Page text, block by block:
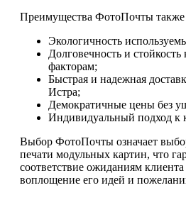
Преимущества ФотоПочты также
Экологичность
Долговечность и
факторам;
Быстрая и надежная
Истра;
Демократичные цены без
Индивидуальный подход к
Выбор ФотоПочты означает
печати модульных картин, что
соответствие ожиданиям
воплощение его идей и